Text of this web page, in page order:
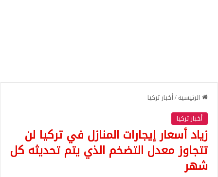
الرئيسية/أخبار تركيا
أخبار تركيا
زياد أسعار إيجارات المنازل في تركيا لن
تتجاوز معدل التضخم الذي يتم تحديثه كل
شهر